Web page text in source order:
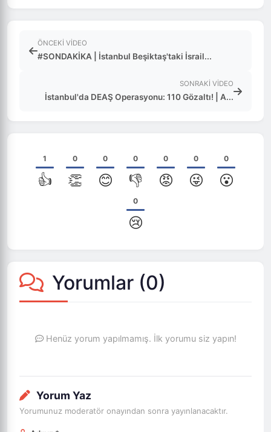
ÖNCEKI VIDEO
#SONDAKİKA | İstanbul Beşiktaş'taki İsrail...
SONRAKI VIDEO
İstanbul'da DEAŞ Operasyonu: 110 Gözaltı! | A...
1
👍
0
👏
0
😊
0
👎
0
😡
0
😜
0
😮
0
😢
Yorumlar (0)
Henüz yorum yapılmamış. İlk yorumu siz yapın!
Yorum Yaz
Yorumunuz moderatör onayından sonra yayınlanacaktır.